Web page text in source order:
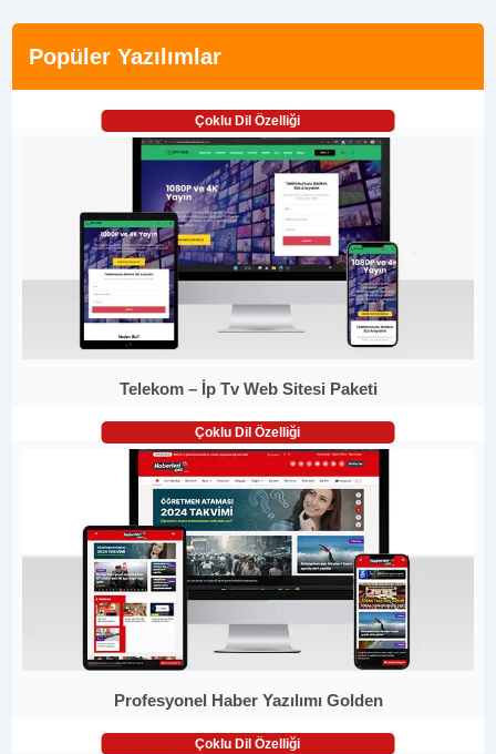
Popüler Yazılımlar
Çoklu Dil Özelliği
Telekom – İp Tv Web Sitesi Paketi
Çoklu Dil Özelliği
Profesyonel Haber Yazılımı Golden
Çoklu Dil Özelliği